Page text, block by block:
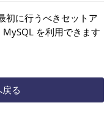
初に行うべきセットア
を利用できます
る